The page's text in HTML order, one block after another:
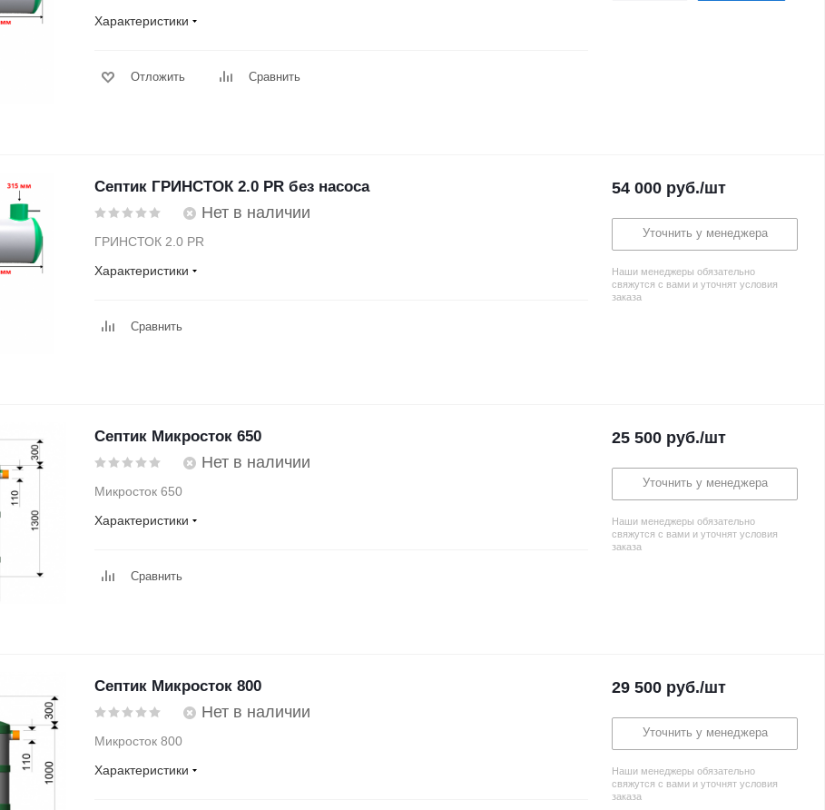
Характеристики
Отложить Сравнить
Септик ГРИНСТОК 2.0 PR без насоса
Нет в наличии
ГРИНСТОК 2.0 PR
Характеристики
Сравнить
54 000 руб./шт
Уточнить у менеджера
Наши менеджеры обязательно
свяжутся с вами и уточнят условия
заказа
Септик Микросток 650
Нет в наличии
Микросток 650
Характеристики
Сравнить
25 500 руб./шт
Уточнить у менеджера
Наши менеджеры обязательно
свяжутся с вами и уточнят условия
заказа
Септик Микросток 800
Нет в наличии
Микросток 800
Характеристики
29 500 руб./шт
Уточнить у менеджера
Наши менеджеры обязательно
свяжутся с вами и уточнят условия
заказа